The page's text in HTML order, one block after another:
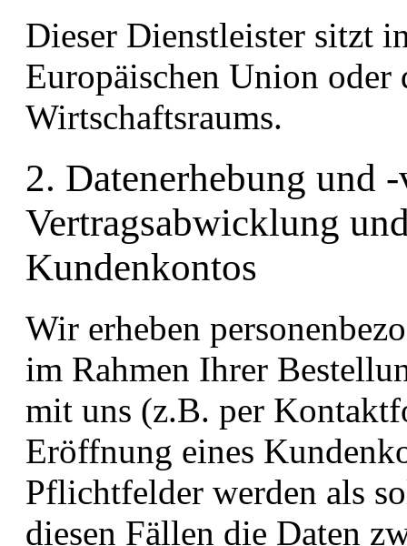
Dieser Dienstleister sitzt
Europäischen Union oder
Wirtschaftsraums.
2. Datenerhebung und
Vertragsabwicklung
Kundenkontos
Wir erheben
im Rahmen Ihrer
mit uns (z.B. per
Eröffnung eines
Pflichtfelder werden als
diesen Fällen die Daten